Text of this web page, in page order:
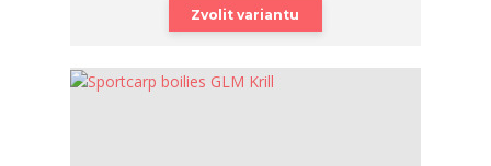
Zvolit variantu